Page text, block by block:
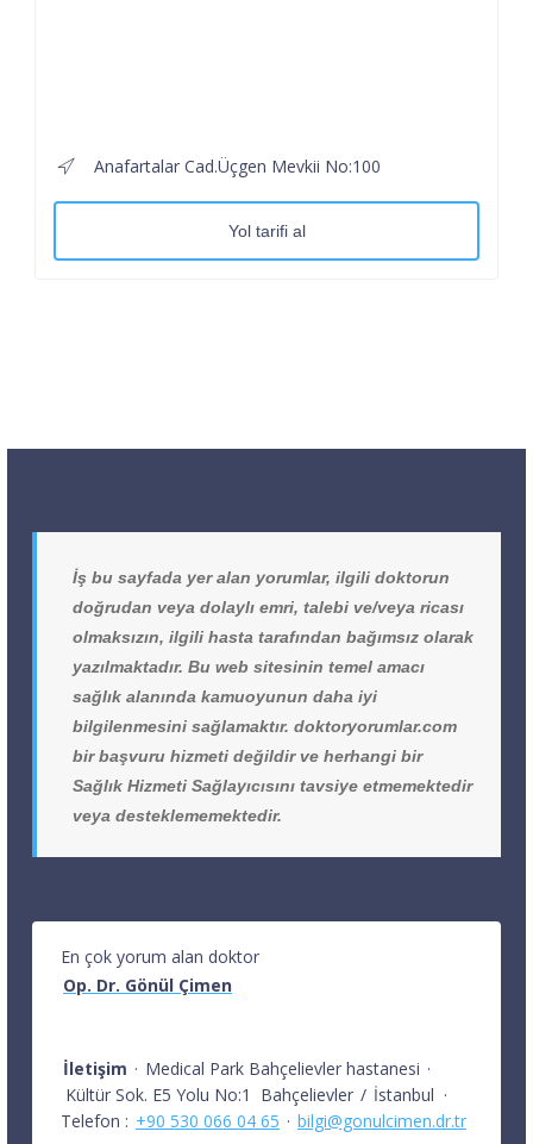
Anafartalar Cad.Üçgen Mevkii No:100
Yol tarifi al
İş bu sayfada yer alan yorumlar, ilgili doktorun
doğrudan veya dolaylı emri, talebi ve/veya ricası
olmaksızın, ilgili hasta tarafından bağımsız olarak
yazılmaktadır. Bu web sitesinin temel amacı
sağlık alanında kamuoyunun daha iyi
bilgilenmesini sağlamaktır. doktoryorumlar.com
bir başvuru hizmeti değildir ve herhangi bir
Sağlık Hizmeti Sağlayıcısını tavsiye etmemektedir
veya desteklememektedir.
En çok yorum alan doktor
Op. Dr. Gönül Çimen
İletişim · Medical Park Bahçelievler hastanesi ·
Kültür Sok. E5 Yolu No:1
Bahçelievler / İstanbul ·
Telefon : +90 530 066 04 65 · bilgi@gonulcimen.dr.tr